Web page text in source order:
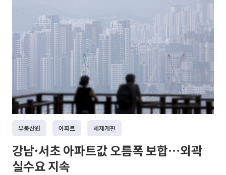
부동산원 아파트 세제개편
강남·서초 아파트값 오름폭 보합⋯외곽
실수요 지속